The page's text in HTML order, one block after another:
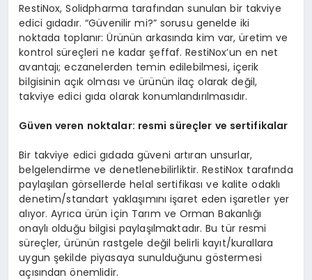
RestiNox, Solidpharma tarafından sunulan bir takviye
edici gıdadır. “Güvenilir mi?” sorusu genelde iki
noktada toplanır: Ürünün arkasında kim var, üretim ve
kontrol süreçleri ne kadar şeffaf. RestiNox’un en net
avantajı; eczanelerden temin edilebilmesi, içerik
bilgisinin açık olması ve ürünün ilaç olarak değil,
takviye edici gıda olarak konumlandırılmasıdır.
Güven veren noktalar: resmi süreçler ve sertifikalar
Bir takviye edici gıdada güveni artıran unsurlar,
belgelendirme ve denetlenebilirliktir. RestiNox tarafında
paylaşılan görsellerde helal sertifikası ve kalite odaklı
denetim/standart yaklaşımını işaret eden işaretler yer
alıyor. Ayrıca ürün için Tarım ve Orman Bakanlığı
onaylı olduğu bilgisi paylaşılmaktadır. Bu tür resmi
süreçler, ürünün rastgele değil belirli kayıt/kurallara
uygun şekilde piyasaya sunulduğunu göstermesi
açısından önemlidir.